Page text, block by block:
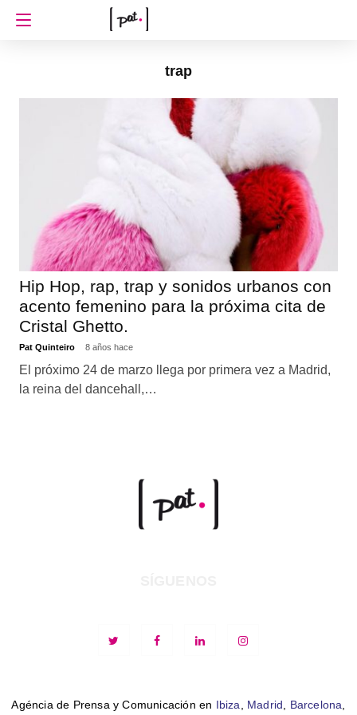
trap
Hip Hop, rap, trap y sonidos urbanos con
acento femenino para la próxima cita de
Cristal Ghetto.
Pat Quinteiro 8 años hace
El próximo 24 de marzo llega por primera vez a Madrid,
la reina del dancehall,…
Agéncia de Prensa y Comunicación en Ibiza, Madrid, Barcelona,